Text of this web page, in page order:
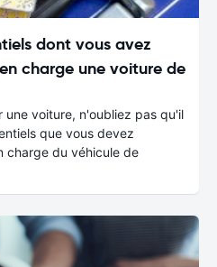
dont vous avez
charge une voiture de
une voiture, n'oubliez pas qu'il
que vous devez
charge du véhicule de